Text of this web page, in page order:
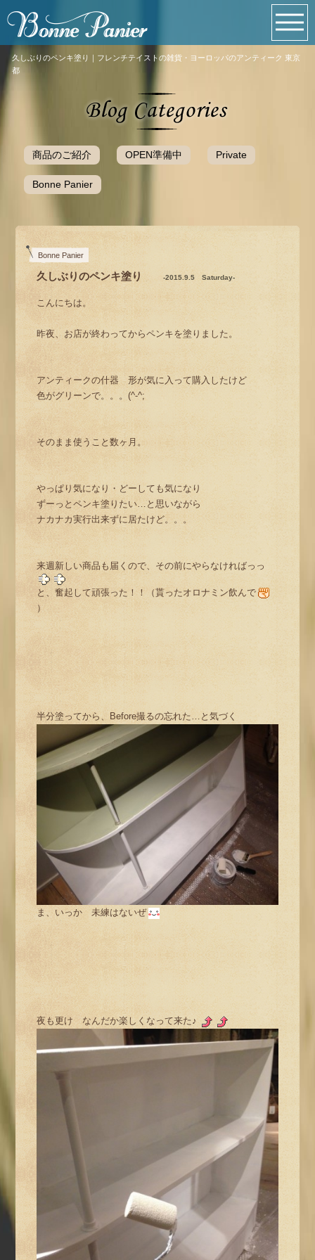
久しぶりのペンキ塗り｜フレンチテイストの雑貨・ヨーロッパのアンティーク 東京
都
商品のご紹介 OPEN準備中 Private
Bonne Panier
Bonne Panier
久しぶりのペンキ塗り -2015.9.5 Saturday-
こんにちは。
昨夜、お店が終わってからペンキを塗りました。
アンティークの什器 形が気に入って購入したけど
色がグリーンで。。。(^-^;
そのまま使うこと数ヶ月。
やっぱり気になり・どーしても気になり
ずーっとペンキ塗りたい…と思いながら
ナカナカ実行出来ずに居たけど。。。
来週新しい商品も届くので、その前にやらなければっっ
と、奮起して頑張った！！（貰ったオロナミン飲んで
）
半分塗ってから、Before撮るの忘れた…と気づく
ま、いっか 未練はないぜ
夜も更け なんだか楽しくなって来た♪